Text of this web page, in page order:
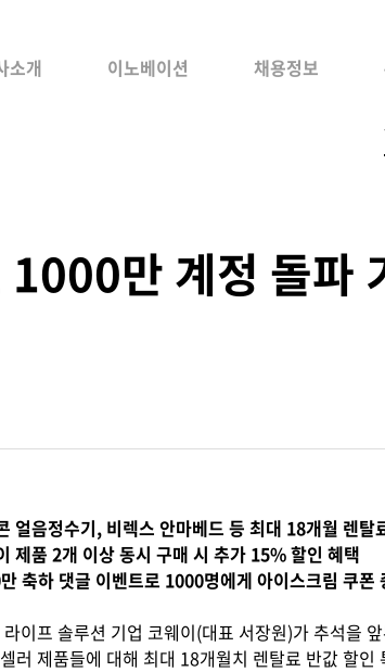
소개 이노베이션 채용정보
만 계정 돌파
얼음정수기, 비렉스 안마베드 등 최대 18개월 렌탈
제품 2개 이상 동시 구매 시 추가 15% 할인 혜택
축하 댓글 이벤트로 1000명에게 아이스크림 쿠폰
라이프 솔루션 기업 코웨이(대표 서장원)가 추석을
러 제품들에 대해 최대 18개월치 렌탈료 반값 할인